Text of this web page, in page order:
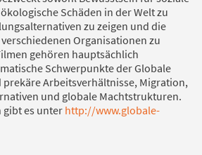
Schäden in der Welt zu
zu zeigen und die
Organisationen zu
gehören hauptsächlich
Schwerpunkte der Globale
prekäre Arbeitsverhältnisse, Migration,
und globale Machtstrukturen.
es unter http://www.globale-